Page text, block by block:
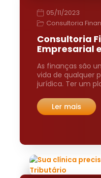
05/11/2023
Consultoria
Consultoria
Empresarial
As finanças são
vida de qualquer
jurídica. Ter um
Ler mais